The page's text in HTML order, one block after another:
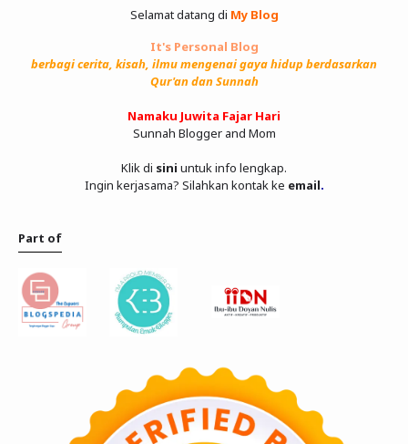
Selamat datang di My Blog
It's Personal Blog
berbagi cerita, kisah, ilmu mengenai gaya hidup berdasarkan
Qur'an dan Sunnah
Namaku Juwita Fajar Hari
Sunnah Blogger and Mom
Klik di sini untuk info lengkap.
Ingin kerjasama? Silahkan kontak ke email.
Part of